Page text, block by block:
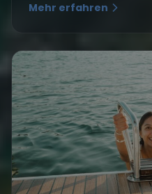
Mehr erfahren